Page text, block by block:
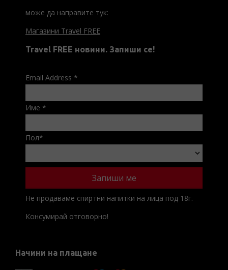
може да направите тук:
Магазини Travel FREE
Travel FREE новини. Запиши се!
Email Address *
Име *
Пол*
Не продаваме спиртни напитки на лица под 18г.
Консумирай отговорно!
Начини на плащане